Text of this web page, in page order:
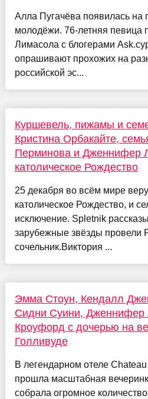
Алла Пугачёва появилась на
молодёжи. 76-летняя певица
Лимасола с блогерами
опрашивают прохожих на
российской эс...
Куршевель, пижамы и
Кристина Орбакайте,
Перминова и Дженнифер
католическое Рождество
25 декабря во всём мире
католическое Рождество, и
исключение. Spletnik
зарубежные звёзды провели
сочельник.Виктория ...
Эмма Стоун, Кендалл
Сидни Суини, Дженнифер
Кроуфорд с дочерью на
Голливуде
В легендарном отеле
прошла масштабная
собрала огромное